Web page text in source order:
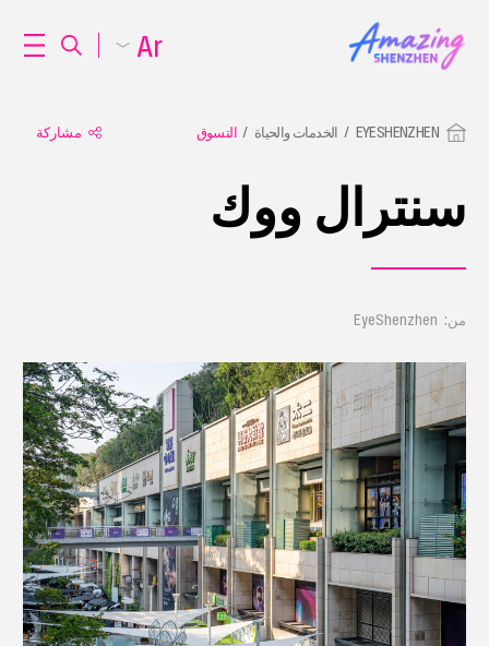
EYESHENZHEN الخدمات والحياة التسوق مشاركة
سنترال ووك
من: EyeShenzhen
Ar